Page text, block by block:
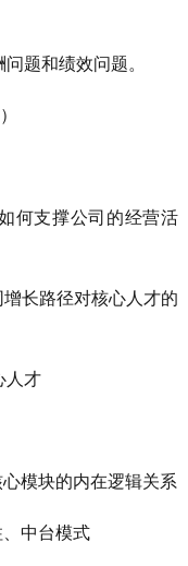
题和绩效问题。
支撑公司的经营活
长路径对核心人才的
才
模块的内在逻辑关系
中台模式